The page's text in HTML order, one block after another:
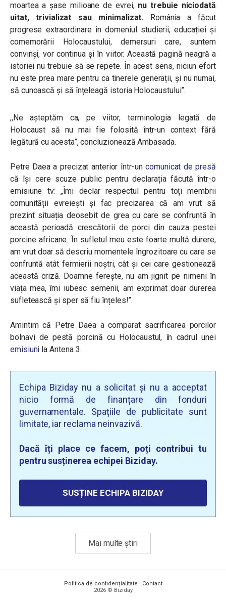
moartea a șase milioane de evrei,nu trebuie niciodată
uitat, trivializat sau minimalizat. România a făcut
progrese extraordinare în domeniul studierii, educației și
comemorării Holocaustului, demersuri care, suntem
convinși, vor continua și în viitor. Această pagină neagră a
istoriei nu trebuie sã se repete. În acest sens, niciun efort
nu este prea mare pentru ca tinerele generații, și nu numai,
să cunoască și să înțeleagă istoria Holocaustului”.
,,Ne așteptăm ca, pe viitor, terminologia legată de
Holocaust să nu mai fie folosită într-un context fără
legătură cu acesta”, concluzionează Ambasada.
Petre Daea a precizat anterior într-uncomunicat de presă
că își cere scuze public pentru declarația făcută într-o
emisiune tv: „Îmi declar respectul pentru toți membrii
comunității evreiești și fac precizarea că am vrut să
prezint situația deosebit de grea cu care se confruntă în
această perioadă crescătorii de porci din cauza pestei
porcine africane. În sufletul meu este foarte multă durere,
am vrut doar să descriu momentele îngrozitoare cu care se
confruntă atât fermierii noștri, cât și cei care gestionează
această criză. Doamne ferește, nu am jignit pe nimeni în
viața mea, îmi iubesc semenii, am exprimat doar durerea
sufletească și sper să fiu înțeles!”.
Amintim că Petre Daea a comparat sacrificarea porcilor
bolnavi de pestă porcină cu Holocaustul, în cadrul unei
emisiuni la Antena 3.
Echipa Biziday nu a solicitat și nu a acceptat
nicio formă de finanțare din fonduri
guvernamentale. Spațiile de publicitate sunt
limitate, iar reclama neinvazivă.
Dacă îți place ce facem, poți contribui tu
pentru susținerea echipei Biziday.
SUSȚINE ECHIPA BIZIDAY
Mai multe știri
Politica de confidențialitate · Contact
2026 © Biziday